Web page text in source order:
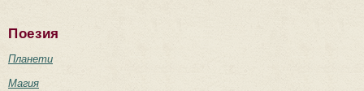
Поезия
Планети
Магия